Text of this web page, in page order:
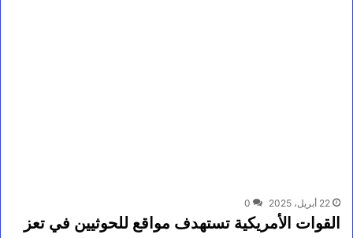
22 أبريل، 2025 0
القوات الأمريكية تستهدف مواقع للحوثيين في تعز